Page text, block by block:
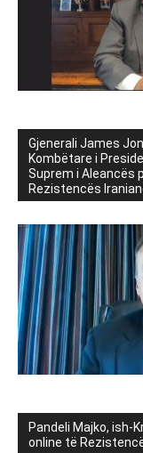
Gjenerali James
Kombëtare i
Suprem i Aleancës
Rezistencës
Pandeli Majko, ish-
online të